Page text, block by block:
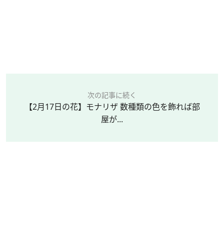
次の記事に続く
【2月17日の花】モナリザ 数種類の色を飾れば部
屋が...